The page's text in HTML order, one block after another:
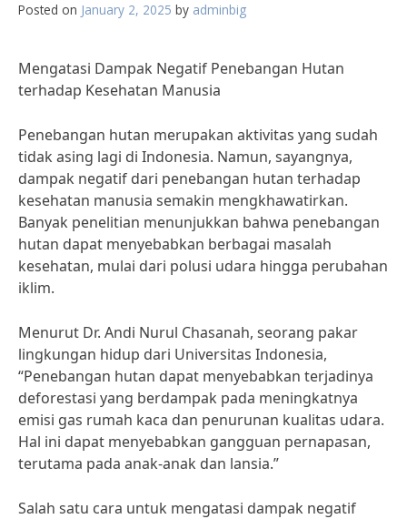
Posted on January 2, 2025 by adminbig
Mengatasi Dampak Negatif Penebangan Hutan
terhadap Kesehatan Manusia
Penebangan hutan merupakan aktivitas yang sudah
tidak asing lagi di Indonesia. Namun, sayangnya,
dampak negatif dari penebangan hutan terhadap
kesehatan manusia semakin mengkhawatirkan.
Banyak penelitian menunjukkan bahwa penebangan
hutan dapat menyebabkan berbagai masalah
kesehatan, mulai dari polusi udara hingga perubahan
iklim.
Menurut Dr. Andi Nurul Chasanah, seorang pakar
lingkungan hidup dari Universitas Indonesia,
“Penebangan hutan dapat menyebabkan terjadinya
deforestasi yang berdampak pada meningkatnya
emisi gas rumah kaca dan penurunan kualitas udara.
Hal ini dapat menyebabkan gangguan pernapasan,
terutama pada anak-anak dan lansia.”
Salah satu cara untuk mengatasi dampak negatif